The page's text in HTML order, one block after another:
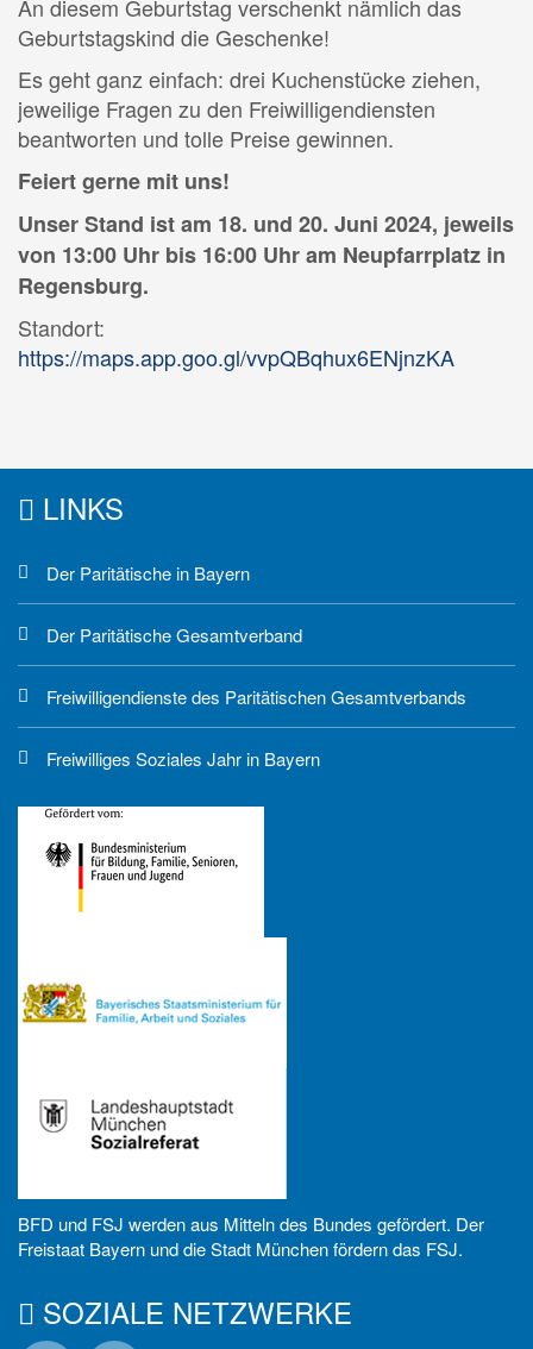
An diesem Geburtstag verschenkt nämlich das
Geburtstagskind die Geschenke!
Es geht ganz einfach: drei Kuchenstücke ziehen,
jeweilige Fragen zu den Freiwilligendiensten
beantworten und tolle Preise gewinnen.
Feiert gerne mit uns!
Unser Stand ist am 18. und 20. Juni 2024, jeweils
von 13:00 Uhr bis 16:00 Uhr am Neupfarrplatz in
Regensburg.
Standort:
https://maps.app.goo.gl/vvpQBqhux6ENjnzKA
LINKS
Der Paritätische in Bayern
Der Paritätische Gesamtverband
Freiwilligendienste des Paritätischen Gesamtverbands
Freiwilliges Soziales Jahr in Bayern
BFD und FSJ werden aus Mitteln des Bundes gefördert. Der
Freistaat Bayern und die Stadt München fördern das FSJ.
SOZIALE NETZWERKE